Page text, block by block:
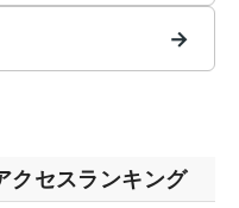
→
クセスランキング